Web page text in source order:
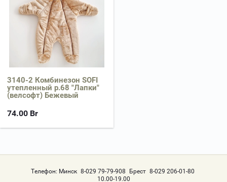
3140-2 Комбинезон SOFI
утепленный р.68 "Лапки"
(велсофт) Бежевый
74.00 Br
Телефон: Минск 8-029 79-79-908 Брест 8-029 206-01-80
10.00-19.00